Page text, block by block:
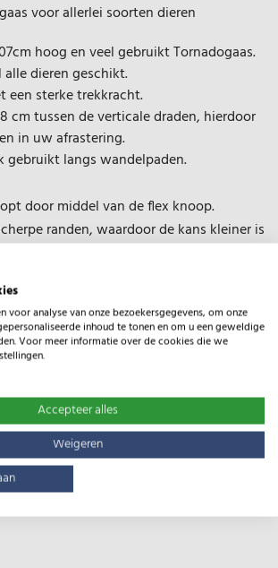
voor allerlei soorten dieren
hoog en veel gebruikt Tornadogaas.
dieren geschikt.
een sterke trekkracht.
cm tussen de verticale draden, hierdoor
in uw afrastering.
gebruikt langs wandelpaden.
door middel van de flex knoop.
randen, waardoor de kans kleiner is
HT12/107/8
50m
voor analyse van onze bezoekersgegevens, om onze
inhoud te tonen en om u een geweldige
Voor meer informatie over de cookies die we
Accepteer alles
Weigeren